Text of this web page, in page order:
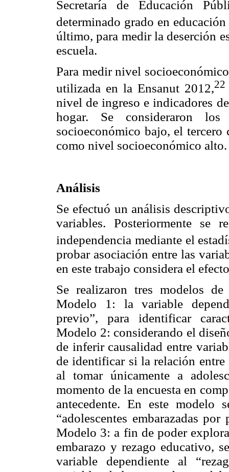
Secretaría de Educación
determinado grado en
último, para medir la deserción
escuela.
Para medir nivel
utilizada en la Ensanut 2012,22
nivel de ingreso e indicadores
hogar. Se consideraron
socioeconómico bajo, el
como nivel socioeconómico alto.
Análisis
Se efectuó un análisis
variables. Posteriormente se
independencia mediante el
probar asociación entre las
en este trabajo considera el
Se realizaron tres modelos
Modelo 1: la variable
previo”, para identificar
Modelo 2: considerando el
de inferir causalidad entre
de identificar si la relación
al tomar únicamente a
momento de la encuesta en
antecedente. En este modelo
“adolescentes embarazadas
Modelo 3: a fin de poder
embarazo y rezago educativo,
variable dependiente al